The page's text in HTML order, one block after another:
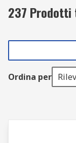
237 Prodotti
Ordina per